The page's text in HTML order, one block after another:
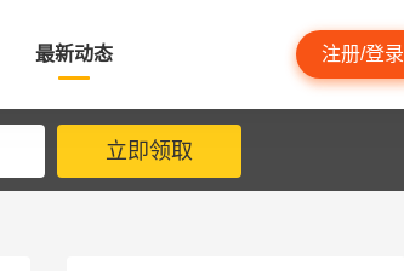
最新动态 注册/登录
立即领取